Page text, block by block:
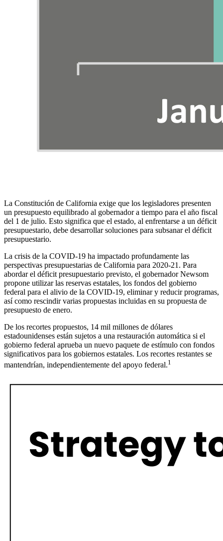
La Constitución de California exige que los legisladores presenten
un presupuesto equilibrado al gobernador a tiempo para el año fiscal
del 1 de julio. Esto significa que el estado, al enfrentarse a un déficit
presupuestario, debe desarrollar soluciones para subsanar el déficit
presupuestario.
La crisis de la COVID-19 ha impactado profundamente las
perspectivas presupuestarias de California para 2020-21. Para
abordar el déficit presupuestario previsto, el gobernador Newsom
propone utilizar las reservas estatales, los fondos del gobierno
federal para el alivio de la COVID-19, eliminar y reducir programas,
así como rescindir varias propuestas incluidas en su propuesta de
presupuesto de enero.
De los recortes propuestos, 14 mil millones de dólares
estadounidenses están sujetos a una restauración automática si el
gobierno federal aprueba un nuevo paquete de estímulo con fondos
significativos para los gobiernos estatales. Los recortes restantes se
mantendrían, independientemente del apoyo federal.1